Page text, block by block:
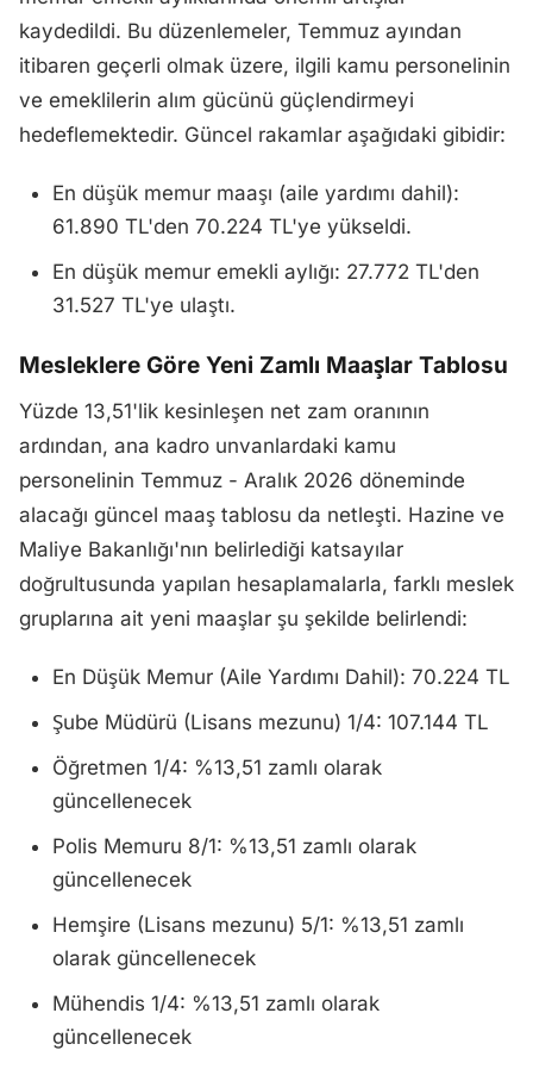
kaydedildi. Bu düzenlemeler, Temmuz ayından
itibaren geçerli olmak üzere, ilgili kamu personelinin
ve emeklilerin alım gücünü güçlendirmeyi
hedeflemektedir. Güncel rakamlar aşağıdaki gibidir:
En düşük memur maaşı (aile yardımı dahil):
61.890 TL'den 70.224 TL'ye yükseldi.
En düşük memur emekli aylığı: 27.772 TL'den
31.527 TL'ye ulaştı.
Mesleklere Göre Yeni Zamlı Maaşlar Tablosu
Yüzde 13,51'lik kesinleşen net zam oranının
ardından, ana kadro unvanlardaki kamu
personelinin Temmuz - Aralık 2026 döneminde
alacağı güncel maaş tablosu da netleşti. Hazine ve
Maliye Bakanlığı'nın belirlediği katsayılar
doğrultusunda yapılan hesaplamalarla, farklı meslek
gruplarına ait yeni maaşlar şu şekilde belirlendi:
En Düşük Memur (Aile Yardımı Dahil): 70.224 TL
Şube Müdürü (Lisans mezunu) 1/4: 107.144 TL
Öğretmen 1/4: %13,51 zamlı olarak
güncellenecek
Polis Memuru 8/1: %13,51 zamlı olarak
güncellenecek
Hemşire (Lisans mezunu) 5/1: %13,51 zamlı
olarak güncellenecek
Mühendis 1/4: %13,51 zamlı olarak
güncellenecek